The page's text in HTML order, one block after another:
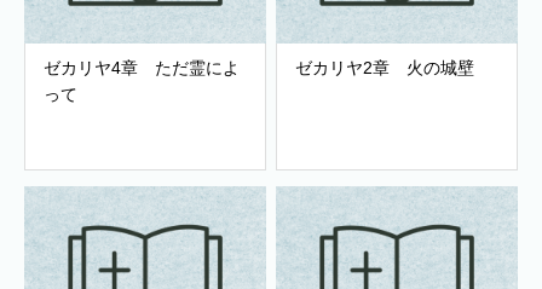
ゼカリヤ4章 ただ霊によ
って
ゼカリヤ2章 火の城壁